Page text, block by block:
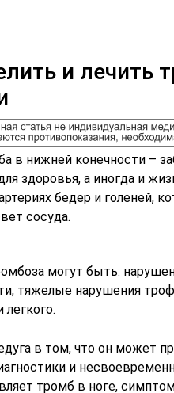
и лечить
в нижней конечности –
здоровья, а иногда и
бедер и голеней,
сосуда.
могут быть:
тяжелые нарушения
легкого.
в том, что он может
и
тромб в ноге,